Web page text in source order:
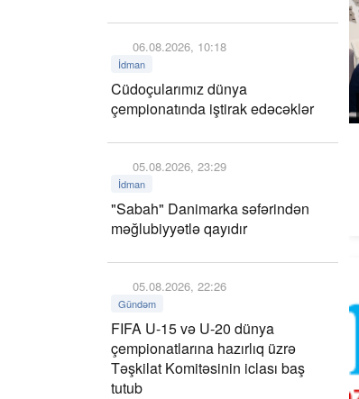
06.08.2026, 10:18
İdman
Cüdoçularımız dünya
çempionatında iştirak edəcəklər
05.08.2026, 23:29
İdman
"Sabah" Danimarka səfərindən
məğlubiyyətlə qayıdır
05.08.2026, 22:26
Gündəm
FIFA U-15 və U-20 dünya
çempionatlarına hazırlıq üzrə
Təşkilat Komitəsinin iclası baş
tutub